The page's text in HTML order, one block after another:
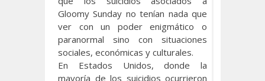
Gloomy Sunday no tenían nada que
ver con un poder enigmático o
paranormal sino con situaciones
sociales, económicas y culturales.
En Estados Unidos, donde la
mayoría de los suicidios ocurrieron